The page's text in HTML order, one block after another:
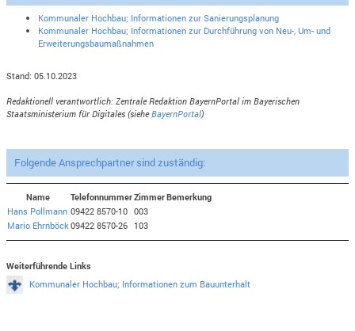
Kommunaler Hochbau; Informationen zur Sanierungsplanung
Kommunaler Hochbau; Informationen zur Durchführung von Neu-, Um- und
Erweiterungsbaumaßnahmen
Stand: 05.10.2023
Redaktionell verantwortlich: Zentrale Redaktion BayernPortal im Bayerischen
Staatsministerium für Digitales (sieheBayernPortal)
Folgende Ansprechpartner sind zuständig:
Name TelefonnummerZimmerBemerkung
Hans Pollmann 09422 8570-10 003
Mario Ehrnböck09422 8570-26 103
Weiterführende Links
Kommunaler Hochbau; Informationen zum Bauunterhalt